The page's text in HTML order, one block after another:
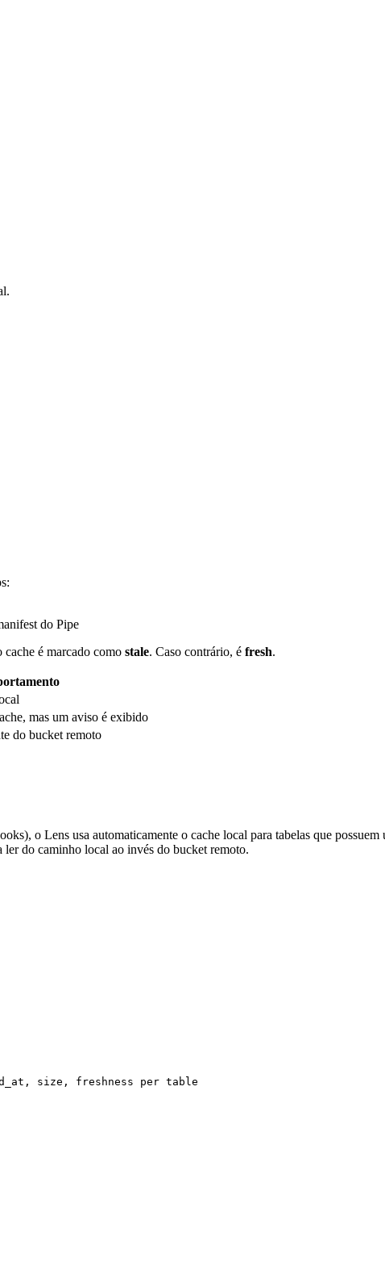
do Pipe
é marcado como stale. Caso contrário, é fresh.
mas um aviso é exibido
do bucket remoto
o Lens usa automaticamente o cache local para tabelas que
do caminho local ao invés do bucket remoto.
size, freshness per table